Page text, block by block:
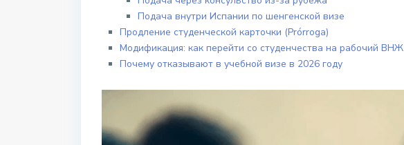
Подача внутри Испании по шенгенской визе
Продление студенческой карточки (Prórroga)
Модификация: как перейти со студенчества на рабочий ВНЖ
Почему отказывают в учебной визе в 2026 году